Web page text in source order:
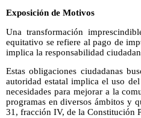
Exposición de Motivos
Una transformación
equitativo se refiere al pago de
implica la responsabilidad
Estas obligaciones ciudadanas
autoridad estatal implica el uso
necesidades para mejorar a la
programas en diversos ámbitos y
31, fracción IV, de la Constitución